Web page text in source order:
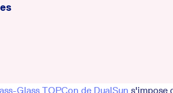
Glass TOPCon de DualSun s'impose